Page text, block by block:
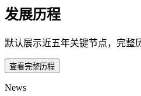
发展历程
默认展示近五年关键节点，完整
查看完整历程
News